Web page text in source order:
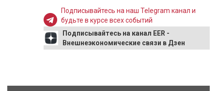
Подписывайтесь на наш Telegram канал и
будьте в курсе всех событий
Подписывайтесь на канал EER -
Внешнеэкономические связи в Дзен